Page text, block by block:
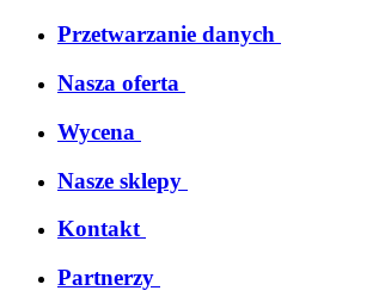
Przetwarzanie danych
Nasza oferta
Wycena
Nasze sklepy
Kontakt
Partnerzy